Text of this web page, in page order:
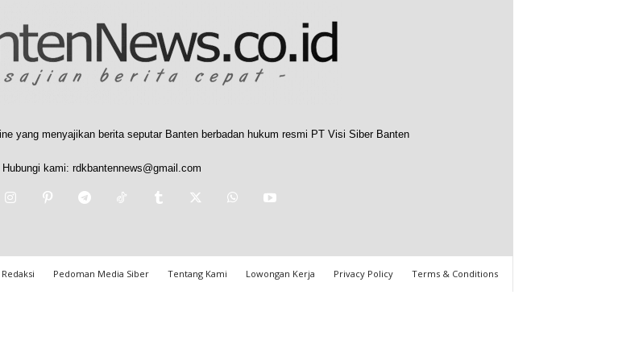
yang menyajikan berita seputar Banten berbadan hukum resmi PT Visi Siber Banten
Hubungi kami: rdkbantennews@gmail.com
Redaksi Pedoman Media Siber Tentang Kami Lowongan Kerja Privacy Policy Terms & Conditions